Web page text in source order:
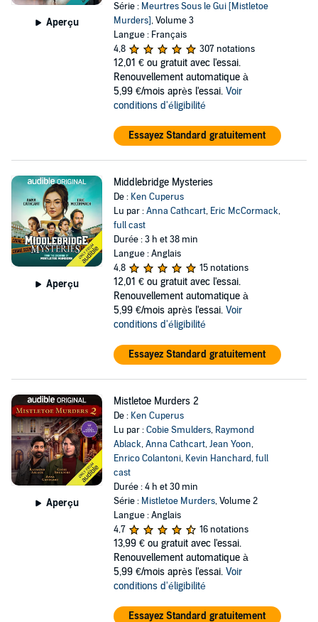
Aperçu
Série : Meurtres Sous le Gui [Mistletoe
Murders], Volume 3
Langue : Français
4,8
307 notations
12,01 € ou gratuit avec l'essai.
Renouvellement automatique à
5,99 €/mois après l'essai. Voir
conditions d'éligibilité
Essayez Standard gratuitement
Aperçu
Middlebridge Mysteries
De : Ken Cuperus
Lu par :Anna Cathcart, Eric McCormack,
full cast
Durée : 3 h et 38 min
Langue : Anglais
4,8
15 notations
12,01 € ou gratuit avec l'essai.
Renouvellement automatique à
5,99 €/mois après l'essai. Voir
conditions d'éligibilité
Essayez Standard gratuitement
Aperçu
Mistletoe Murders 2
De : Ken Cuperus
Lu par :Cobie Smulders, Raymond
Ablack,Anna Cathcart,Jean Yoon,
Enrico Colantoni, Kevin Hanchard,full
cast
Durée : 4 h et 30 min
Série : Mistletoe Murders, Volume 2
Langue : Anglais
4,7
16 notations
13,99 € ou gratuit avec l'essai.
Renouvellement automatique à
5,99 €/mois après l'essai. Voir
conditions d'éligibilité
Essayez Standard gratuitement